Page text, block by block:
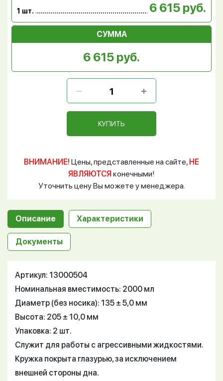
1 шт. 6 615 руб.
СУММА
6 615 руб.
КУПИТЬ
ВНИМАНИЕ! Цены, представленные на сайте, НЕ
ЯВЛЯЮТСЯ конечными!
Уточнить цену Вы можете у менеджера.
Описание Характеристики
Документы
Артикул: 13000504
Номинальная вместимость: 2000 мл
Диаметр (без носика): 135 ± 5,0 мм
Высота: 205 ± 10,0 мм
Упаковка: 2 шт.
Служит для работы с агрессивными жидкостями.
Кружка покрыта глазурью, за исключением
внешней стороны дна.